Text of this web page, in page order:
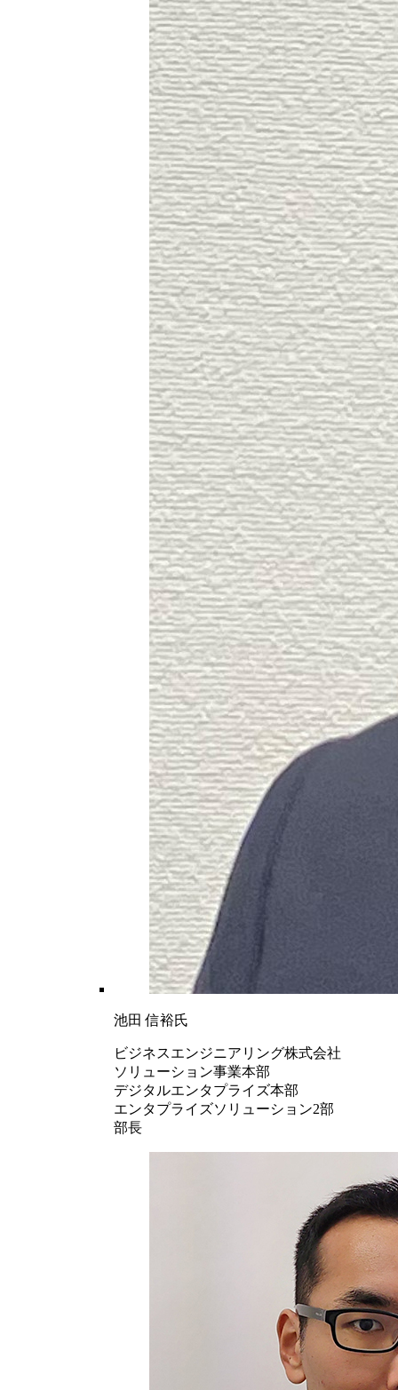
池田 信裕氏
ビジネスエンジニアリング株式会社
ソリューション事業本部
デジタルエンタプライズ本部
エンタプライズソリューション2部
部長